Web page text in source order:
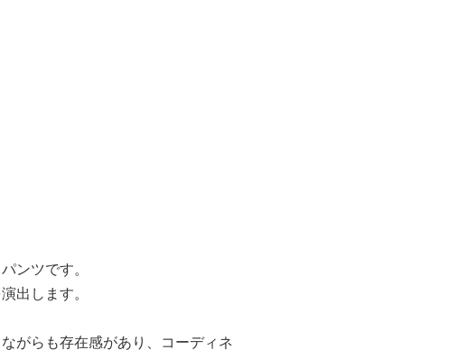
ンツです。
出します。
がらも存在感があり、コーディネ